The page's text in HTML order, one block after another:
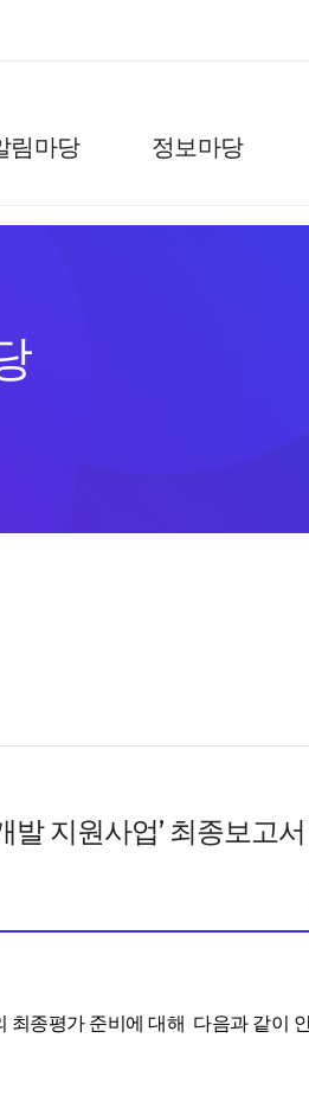
림마당 정보마당
지원사업’ 최종보고
최종평가 준비에 대해 다음과 같이